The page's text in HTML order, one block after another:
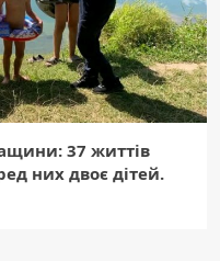
37 життів
них двоє дітей.